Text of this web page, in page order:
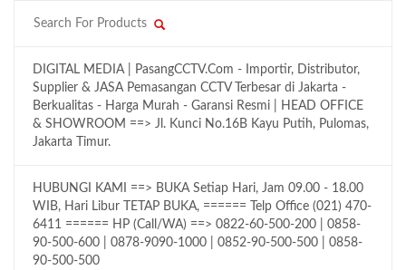
DIGITAL MEDIA | PasangCCTV.Com - Importir, Distributor,
Supplier & JASA Pemasangan CCTV Terbesar di Jakarta -
Berkualitas - Harga Murah - Garansi Resmi | HEAD OFFICE
& SHOWROOM ==> Jl. Kunci No.16B Kayu Putih, Pulomas,
Jakarta Timur.
HUBUNGI KAMI ==> BUKA Setiap Hari, Jam 09.00 - 18.00
WIB, Hari Libur TETAP BUKA, ====== Telp Office (021) 470-
6411 ====== HP (Call/WA) ==> 0822-60-500-200 | 0858-
90-500-600 | 0878-9090-1000 | 0852-90-500-500 | 0858-
90-500-500